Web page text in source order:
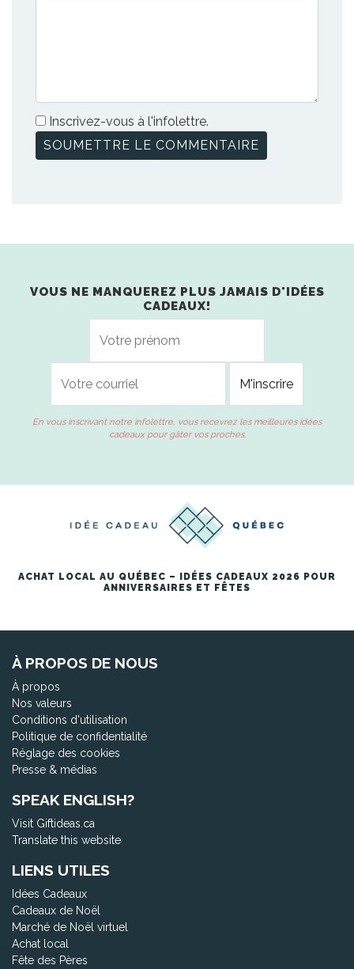
Inscrivez-vous à l'infolettre.
VOUS NE MANQUEREZ PLUS JAMAIS D'IDÉES
CADEAUX!
En vous inscrivant notre infolettre, vous recevrez les meilleures idées
cadeaux pour gâter vos proches.
ACHAT LOCAL AU QUÉBEC – IDÉES CADEAUX 2026 POUR
ANNIVERSAIRES ET FÊTES
À PROPOS DE NOUS
À propos
Nos valeurs
Conditions d'utilisation
Politique de confidentialité
Réglage des cookies
Presse & médias
SPEAK ENGLISH?
Visit Giftideas.ca
Translate this website
LIENS UTILES
Idées Cadeaux
Cadeaux de Noël
Marché de Noël virtuel
Achat local
Fête des Pères